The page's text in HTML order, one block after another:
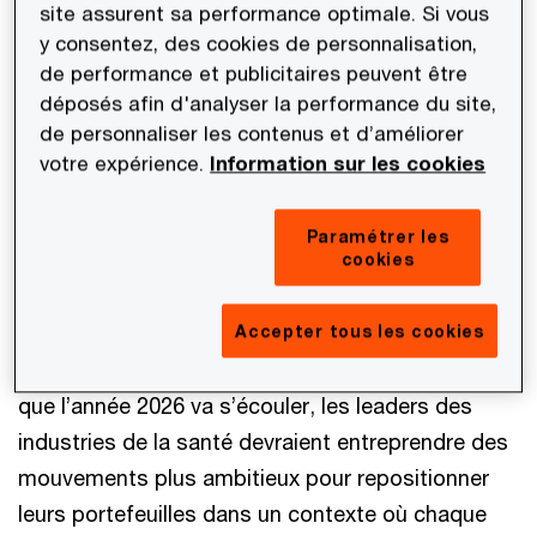
historique des États‑Unis et de l’Europe.
De ce fait, les investisseurs abordent 2026 avec
un appétit renouvelé pour les transactions.
L’année dernière a été marquée par un « triple
les prix des médicaments et évolutions
réglementaires — qui a orienté les acheteurs vers
des opérations plus ciblées, avec notamment
celles permettant de combler des lacunes
que l’année 2026 va s’écouler, les leaders des
industries de la santé devraient entreprendre des
mouvements plus ambitieux pour repositionner
leurs portefeuilles dans un contexte où chaque
site assurent sa performance optimale. Si vous
y consentez, des cookies de personnalisation,
de performance et publicitaires peuvent être
déposés afin d'analyser la performance du site,
de personnaliser les contenus et d’améliorer
votre expérience. Information sur les cookies
Paramétrer les
cookies
Accepter tous les cookies